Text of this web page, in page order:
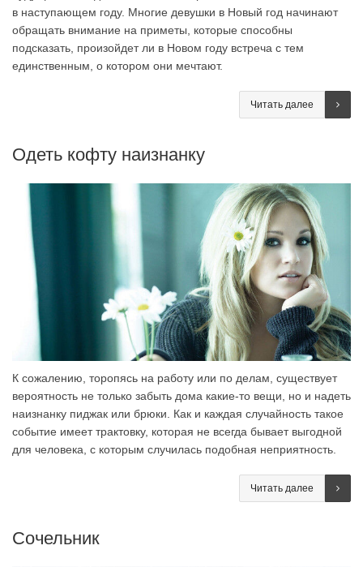
в наступающем году. Многие девушки в Новый год начинают
обращать внимание на приметы, которые способны
подсказать, произойдет ли в Новом году встреча с тем
единственным, о котором они мечтают.
Читать далее
Одеть кофту наизнанку
К сожалению, торопясь на работу или по делам, существует
вероятность не только забыть дома какие-то вещи, но и надеть
наизнанку пиджак или брюки. Как и каждая случайность такое
событие имеет трактовку, которая не всегда бывает выгодной
для человека, с которым случилась подобная неприятность.
Читать далее
Сочельник